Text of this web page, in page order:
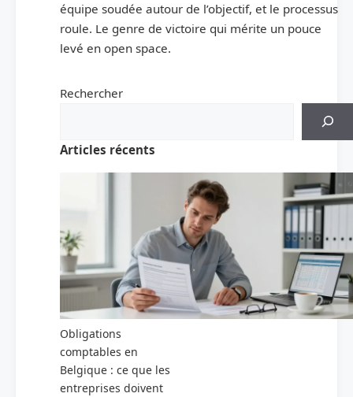
équipe soudée autour de l’objectif, et le processus
roule. Le genre de victoire qui mérite un pouce
levé en open space.
Rechercher
Articles récents
Obligations
comptables en
Belgique : ce que les
entreprises doivent